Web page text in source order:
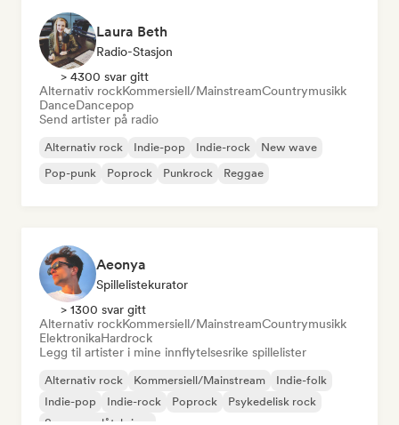
Laura Beth
Radio-Stasjon
> 4300 svar gitt
Alternativ rockKommersiell/MainstreamCountrymusikk
DanceDancepop
Send artister på radio
Alternativ rock Indie-pop Indie-rock
New wave
Pop-punk
Poprock Punkrock Reggae
Aeonya
Spillelistekurator
> 1300 svar gitt
Alternativ rockKommersiell/MainstreamCountrymusikk
ElektronikaHardrock
Legg til artister i mine innflytelsesrike spillelister
Alternativ rock Kommersiell/Mainstream
Indie-folk
Indie-pop
Indie-rock Poprock
Psykedelisk rock